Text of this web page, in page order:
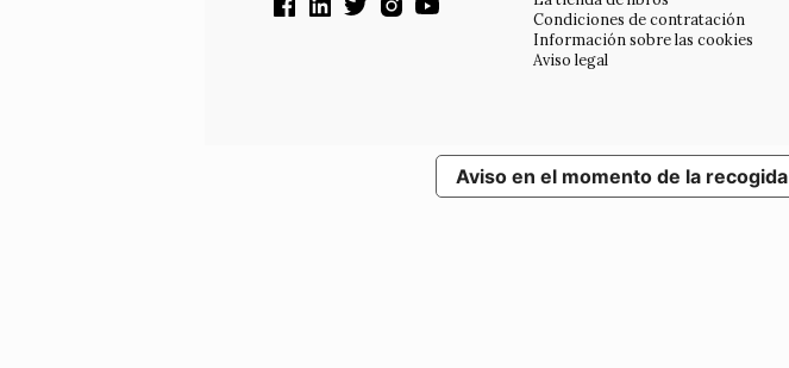
Condiciones de contratación
Información sobre las cookies
Aviso legal
Aviso en el momento de la recogida